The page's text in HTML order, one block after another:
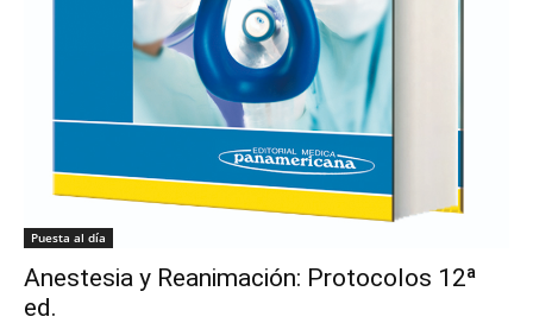
Puesta al día
Anestesia y Reanimación: Protocolos 12ª
ed.